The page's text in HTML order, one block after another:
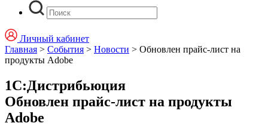
Личный кабинет
Главная > События > Новости > Обновлен прайс-лист на
продукты Adobe
1С:Дистрибьюция
Обновлен прайс-лист на продукты
Adobe